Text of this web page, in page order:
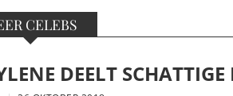
CELEBS
DEELT